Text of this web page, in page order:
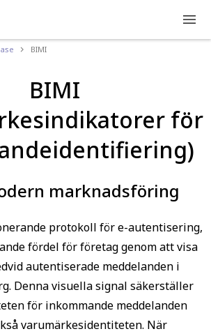
BIMI
BIMI
för
marknadsföring
protokoll för e-autentisering,
fördel för företag genom att visa
autentiserade meddelanden i
Denna visuella signal säkerställer
för inkommande meddelanden
varumärkesidentiteten. När